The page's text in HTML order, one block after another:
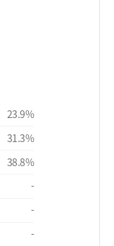
23.9%
31.3%
38.8%
-
-
-